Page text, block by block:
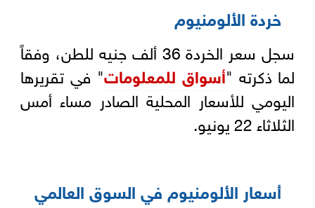
خردة الألومنيوم
سجل سعر الخردة 36 ألف جنيه للطن، وفقاً
لما ذكرته "أسواق للمعلومات" في تقريرها
اليومي للأسعار المحلية الصادر مساء أمس
الثلاثاء 22 يونيو.
أسعار الألومنيوم في السوق العالمي